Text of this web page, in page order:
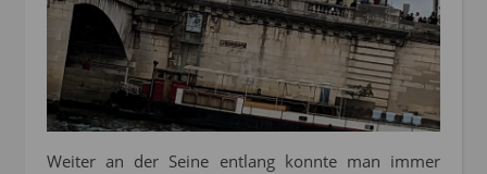
Weiter an der Seine entlang konnte man immer